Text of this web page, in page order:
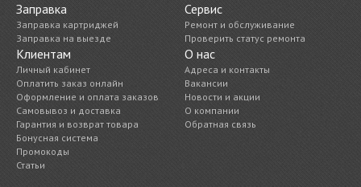
Заправка
Заправка картриджей
Заправка на выезде
Сервис
Ремонт и обслуживание
Проверить статус ремонта
Клиентам
Личный кабинет
Оплатить заказ онлайн
Оформление и оплата заказов
Самовывоз и доставка
Гарантия и возврат товара
Бонусная система
Промокоды
Статьи
О нас
Адреса и контакты
Вакансии
Новости и акции
О компании
Обратная связь